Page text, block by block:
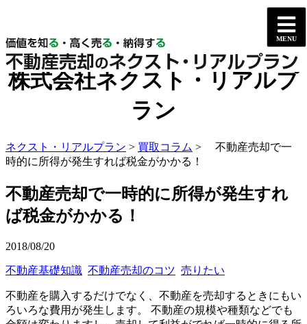
不動産売却で一時的に所得が
発生すれば税金がかかる！ -
株式会社ネクスト・リアルプ
ラン
ネクスト・リアルプラン > 買取コラム > 不動産売却で一
時的に所得が発生すれば税金がかかる！
不動産売却で一時的に所得が発生すれ
ば税金がかかる！
2018/08/20
不動産基礎知識 不動産売却のコツ 売りたい
不動産を購入するだけでなく、不動産を売却するときにもい
ろいろな費用が発生します。 不動産の規模や種類などでも